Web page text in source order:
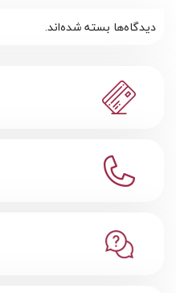
دیدگاه‌ها بسته شده‌اند.